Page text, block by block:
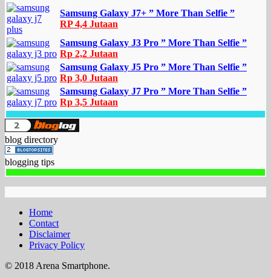
Samsung Galaxy J7+ ” More Than Selfie ”
RP 4,4 Jutaan
Samsung Galaxy J3 Pro ” More Than Selfie ”
Rp 2,2 Jutaan
Samsung Galaxy J5 Pro ” More Than Selfie ”
Rp 3,0 Jutaan
Samsung Galaxy J7 Pro ” More Than Selfie ”
Rp 3,5 Jutaan
blog directory
blogging tips
Home
Contact
Disclaimer
Privacy Policy
© 2018 Arena Smartphone.